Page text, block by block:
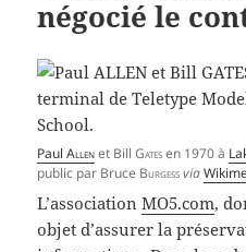
négocié le
PaulAllenet BillGatesen 1970 à
public par Bruce Burgess via
L’associationMO5.com,
objet d’assurer la